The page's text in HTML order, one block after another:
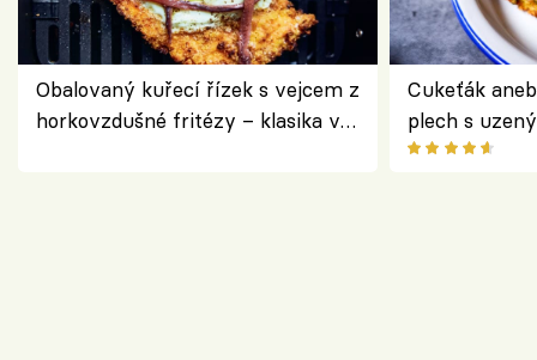
Obalovaný kuřecí řízek s vejcem z
horkovzdušné fritézy – klasika v
Cukeťák
plech s
způsob, jak